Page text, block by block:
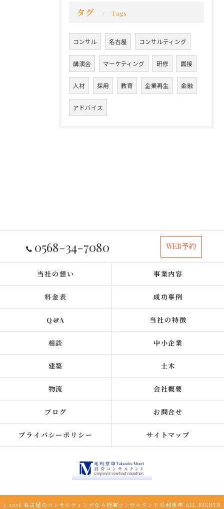
タグ Tags
コンサル 名古屋 コンサルティング
講演会 マーケティング 研修 面接
人材 採用 教育 企業再生 金融
アドバイス
0568-34-7080 WEB予約
当社の想い 事業内容
料金表 成功事例
Q&A 当社の特徴
相談 中小企業
建築 土木
物流 会社概要
ブログ お問合せ
プライバシーポリシー サイトマップ
c 2026 名古屋のコンサルティングなら経営コンサルタント毛利京申 ALL RIGHTS